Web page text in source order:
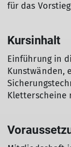
für das
Kursinhalt
Einführung in
Kunstwänden,
Kletterscheine